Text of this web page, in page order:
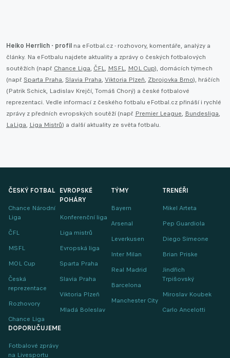
Heiko Herrlich - profil na eFotbal.cz - rozhovory, komentáře, analýzy a
články. Na eFotbalu najdete aktuality a zprávy o českých fotbalových
soutěžích (např. Chance Liga, ČFL, MSFL, MOL Cup), domácích týmech
(např. Sparta Praha, Slavia Praha, Viktoria Plzeň, Zbrojovka Brno), hráčích
(Patrik Schick, Ladislav Krejčí, Tomáš Chorý) a české fotbalové
reprezentaci. Vedle informací z českého fotbalu eFotbal.cz přináší i rychlé
zprávy z předních evropských soutěží (např. Premier League, Bundesliga,
LaLiga, Liga Mistrů) a další aktuality ze světa fotbalu.
ČESKÝ FOTBAL
Chance Národní
Liga
ČFL
MSFL
MOL Cup
Česká
reprezentace
Rozhovory
Chance Liga
EVROPSKÉ
POHÁRY
Konferenční liga
Liga mistrů
Evropská liga
Sparta Praha
Slavia Praha
Viktoria Plzeň
Mladá Boleslav
TÝMY
Bayern
Arsenal
Leverkusen
Inter Milan
Real Madrid
Barcelona
Manchester City
TRENÉŘI
Mikel Arteta
Pep Guardiola
Diego Simeone
Brian Priske
Jindřich
Trpišovský
Miroslav Koubek
Carlo Ancelotti
DOPORUČUJEME
Fotbalové zprávy
na Livesportu